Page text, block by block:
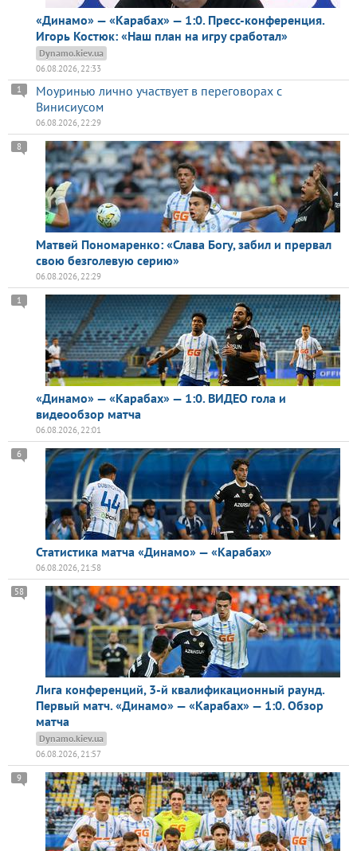
«Динамо» — «Карабах» — 1:0. Пресс-конференция.
Игорь Костюк: «Наш план на игру сработал»
Dynamo.kiev.ua
06.08.2026, 22:33
Моуринью лично участвует в переговорах с
Винисиусом
1
06.08.2026, 22:29
Матвей Пономаренко: «Слава Богу, забил и прервал
свою безголевую серию»
8
06.08.2026, 22:29
«Динамо» — «Карабах» — 1:0. ВИДЕО гола и
видеообзор матча
1
06.08.2026, 22:01
Статистика матча «Динамо» — «Карабах»
6
06.08.2026, 21:58
Лига конференций, 3-й квалификационный раунд.
Первый матч. «Динамо» — «Карабах» — 1:0. Обзор
матча
58
Dynamo.kiev.ua
06.08.2026, 21:57
9